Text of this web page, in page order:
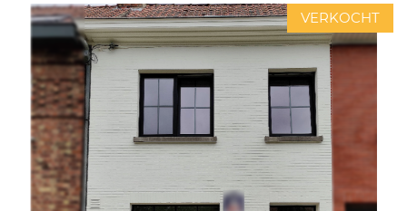
VERKOCHT